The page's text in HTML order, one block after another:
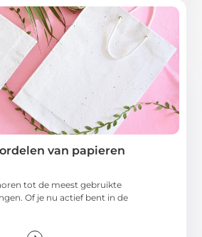
van papieren
tot de meest gebruikte
Of je nu actief bent in de